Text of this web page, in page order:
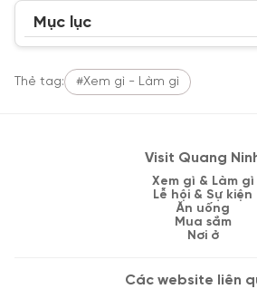
Mục lục
Thẻ tag: #Xem gì - Làm gì
Visit Quang
Xem gì & Làm gì
Lễ hội & Sự kiện
Ăn uống
Mua sắm
Nơi ở
Các website liên